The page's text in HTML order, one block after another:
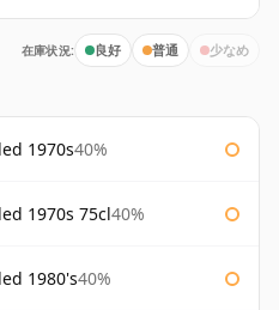
在庫状況: 良好 普通 少なめ
1970s40%
1970s 75cl40%
1980's40%